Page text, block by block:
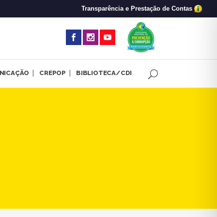
Transparência e Prestação de Contas
CREPOP BIBLIOTECA/CDI
| CRP-MG